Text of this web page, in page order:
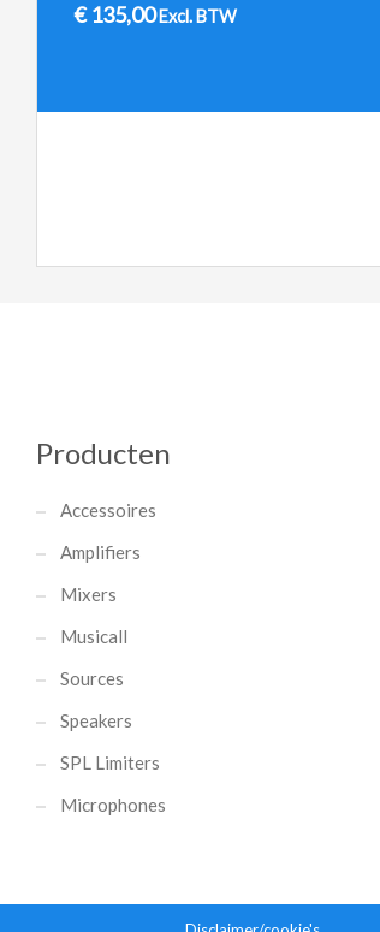
€135,00 Excl. BTW
Producten
Accessoires
Amplifiers
Mixers
Musicall
Sources
Speakers
SPL Limiters
Microphones